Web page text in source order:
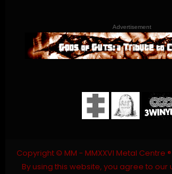
Advertisement
Copyright © MM - MMXXVI Metal Centre
By using this website, you agree to our